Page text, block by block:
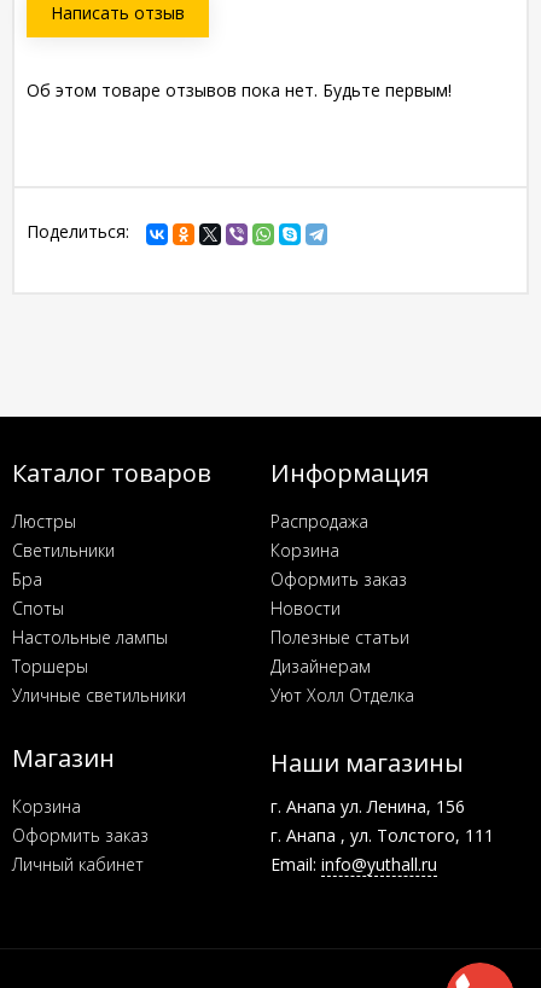
Написать отзыв
Об этом товаре отзывов пока нет. Будьте первым!
Поделиться:
Каталог товаров
Люстры
Светильники
Бра
Споты
Настольные лампы
Торшеры
Уличные светильники
Информация
Распродажа
Корзина
Оформить заказ
Новости
Полезные статьи
Дизайнерам
Уют Холл Отделка
Магазин
Корзина
Оформить заказ
Личный кабинет
Наши магазины
г. Анапа ул. Ленина, 156
г. Анапа , ул. Толстого, 111
Email: info@yuthall.ru